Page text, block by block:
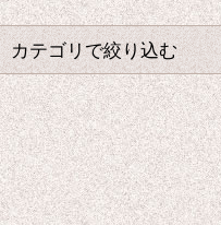
並び順:
カテゴリで絞り込む
数字 コスプレ衣装 (全商品)
2014年
2015年